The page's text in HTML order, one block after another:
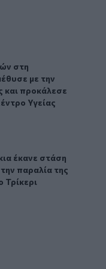
μέθυσε με την
στη Βρετανίδα που
στη
με την
και προκάλεσε
Υγείας
στην
έκανε στάση για
έκανε στάση
παραλία της
Τρίκερι